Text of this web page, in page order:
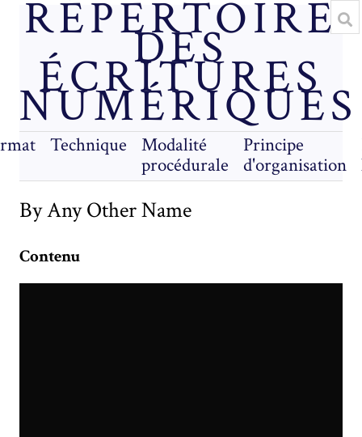
RÉPERTOIRE
DES
ÉCRITURES
NUMÉRIQUES
Technique
Modalité
procédurale
Principe
d'organisation
By Any Other Name
Contenu